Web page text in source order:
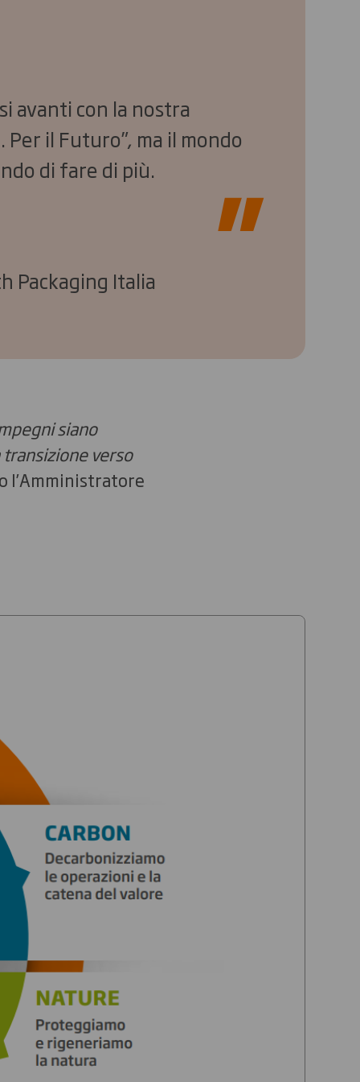
avanti con la nostra
il Futuro”, ma il mondo
di fare di più.
Packaging Italia
siano
verso
l’Amministratore